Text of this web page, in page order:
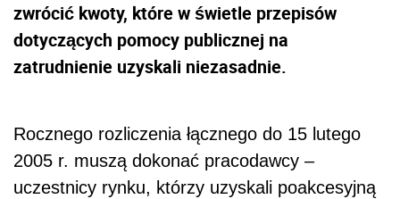
zwrócić kwoty, które w świetle przepisów
dotyczących pomocy publicznej na
zatrudnienie uzyskali niezasadnie.
Rocznego rozliczenia łącznego do 15 lutego
2005 r. muszą dokonać pracodawcy –
uczestnicy rynku, którzy uzyskali poakcesyjną